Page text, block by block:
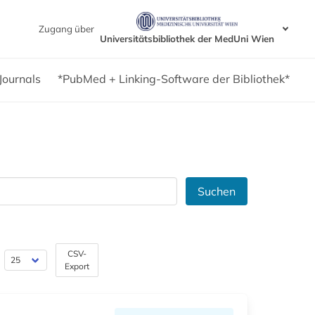
Zugang über
Universitätsbibliothek der MedUni Wien
*PubMed + Linking-Software der Bibliothek*
Suchen
CSV-
Export